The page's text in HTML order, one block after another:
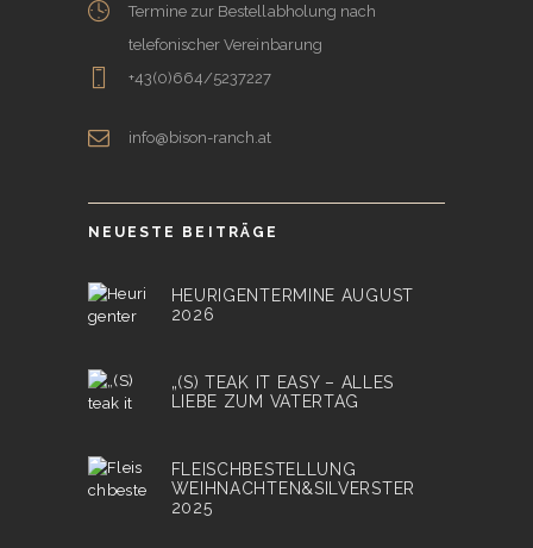
Termine zur Bestellabholung nach
telefonischer Vereinbarung
+43(0)664/5237227
info@bison-ranch.at
NEUESTE BEITRÄGE
HEURIGENTERMINE AUGUST
2026
„(S) TEAK IT EASY – ALLES
LIEBE ZUM VATERTAG
FLEISCHBESTELLUNG
WEIHNACHTEN&SILVERSTER
2025